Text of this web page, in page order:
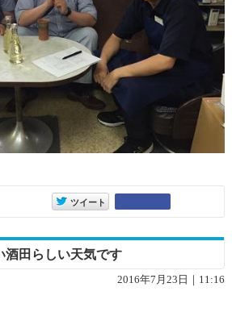
entry10264
ツイート
酒田らしい天気です
2016年7月23日｜11:16